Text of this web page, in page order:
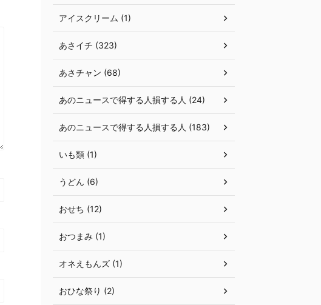
アイスクリーム (1)
あさイチ (323)
あさチャン (68)
あのニュースで得する人損する人 (24)
あのニュースで得する人損する人 (183)
いも類 (1)
うどん (6)
おせち (12)
おつまみ (1)
オネえもんズ (1)
おひな祭り (2)